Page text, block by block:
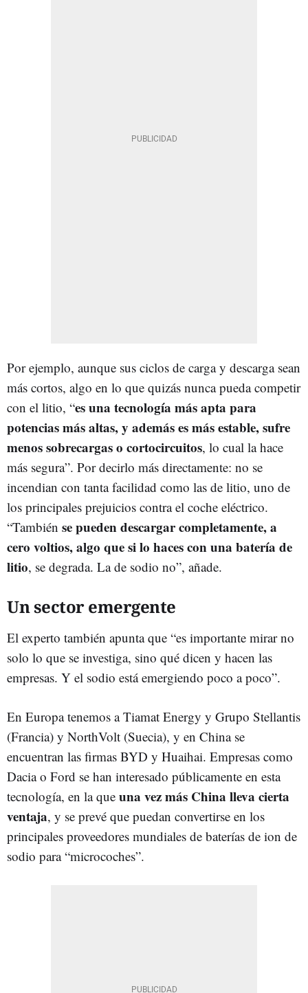
Por ejemplo, aunque sus ciclos de carga y descarga sean
más cortos, algo en lo que quizás nunca pueda competir
con el litio, “es una tecnología más apta para
potencias más altas, y además es más estable, sufre
menos sobrecargas o cortocircuitos, lo cual la hace
más segura”. Por decirlo más directamente: no se
incendian con tanta facilidad como las de litio, uno de
los principales prejuicios contra el coche eléctrico.
“También se pueden descargar completamente, a
cero voltios, algo que si lo haces con una batería de
litio, se degrada. La de sodio no”, añade.
Un sector emergente
El experto también apunta que “es importante mirar no
solo lo que se investiga, sino qué dicen y hacen las
empresas. Y el sodio está emergiendo poco a poco”.
En Europa tenemos a Tiamat Energy y Grupo Stellantis
(Francia) y NorthVolt (Suecia), y en China se
encuentran las firmas BYD y Huaihai. Empresas como
Dacia o Ford se han interesado públicamente en esta
tecnología, en la que una vez más China lleva cierta
ventaja, y se prevé que puedan convertirse en los
principales proveedores mundiales de baterías de ion de
sodio para “microcoches”.